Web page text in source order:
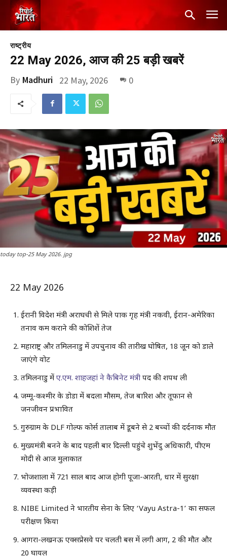
राष्ट्रीय
22 May 2026, आज की 25 बड़ी खबरें
By Madhuri 22 May, 2026 0
today top-25 May 2026. jpg
22 May 2026
ईरानी विदेश मंत्री अराघची से मिले पाक गृह मंत्री नकवी, ईरान-अमेरिका
तनाव कम कराने की कोशिशें तेज
महाराष्ट्र और तमिलनाडु में उपचुनाव की तारीख घोषित, 18 जून को डाले
जाएंगे वोट
तमिलनाडु में ए.एम. शाहजहां ने कैबिनेट मंत्री पद की शपथ ली
जम्मू-कश्मीर के डोडा में बदला मौसम, तेज बारिश और तूफान से
जनजीवन प्रभावित
गुरुग्राम के DLF गोल्फ कोर्स तालाब में डूबने से 2 बच्चों की दर्दनाक मौत
मुख्यमंत्री बनने के बाद पहली बार दिल्ली पहुंचे शुभेंदु अधिकारी, पीएम
मोदी से आज मुलाकात
भोजशाला में 721 साल बाद आज होगी पूजा-आरती, धार में सुरक्षा
व्यवस्था कड़ी
NIBE Limited ने भारतीय सेना के लिए ‘Vayu Astra-1’ का सफल
परीक्षण किया
आगरा-लखनऊ एक्सप्रेसवे पर चलती बस में लगी आग, 2 की मौत और
20 घायल